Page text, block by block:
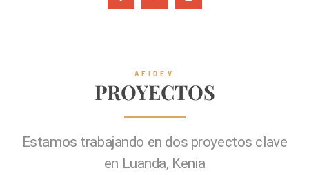
AFIDEV
PROYECTOS
Estamos trabajando en dos proyectos clave
en Luanda, Kenia